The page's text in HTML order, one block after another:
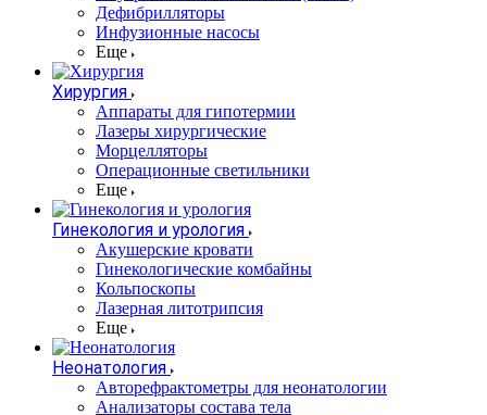
Дефибрилляторы
Инфузионные насосы
Еще
Хирургия
Аппараты для гипотермии
Лазеры хирургические
Морцелляторы
Операционные светильники
Еще
Гинекология и урология
Акушерские кровати
Гинекологические комбайны
Кольпоскопы
Лазерная литотрипсия
Еще
Неонатология
Авторефрактометры для неонатологии
Анализаторы состава тела